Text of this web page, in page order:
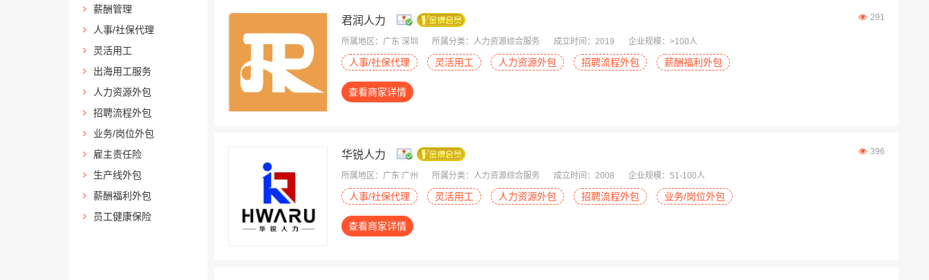
薪酬管理
人事/社保代理
灵活用工
出海用工服务
人力资源外包
招聘流程外包
业务/岗位外包
雇主责任险
生产线外包
薪酬福利外包
员工健康保险
君润人力
所属地区：广东 深圳 所属分类：人力资源综合服务 成立时间：2019 企业规模：>100人
人事/社保代理 灵活用工 人力资源外包 招聘流程外包 薪酬福利外包
查看商家详情
291
华锐人力
所属地区：广东 广州 所属分类：人力资源综合服务 成立时间：2008 企业规模：51-100人
人事/社保代理 灵活用工 人力资源外包 招聘流程外包 业务/岗位外包
查看商家详情
396